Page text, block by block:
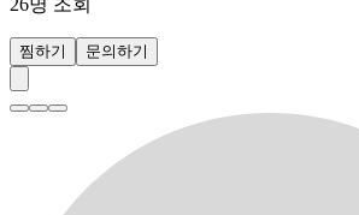
찜하기 문의하기